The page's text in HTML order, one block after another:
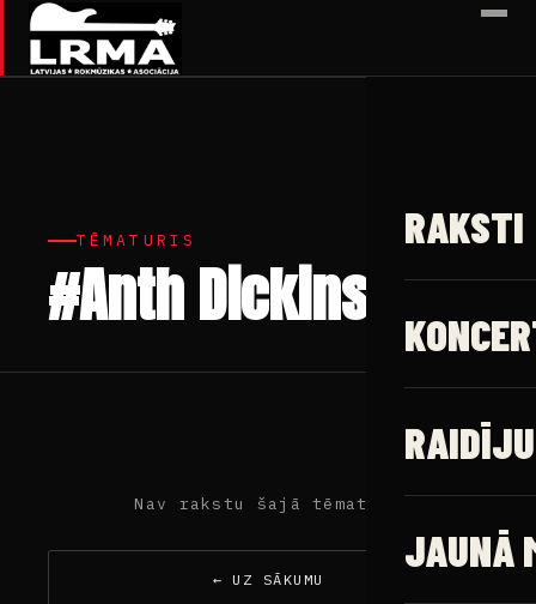
✕
RAKSTI
JAUNĀ
TĒMATURIS
#Anth Dickinson
Nav rakstu šajā tēmaturī
← UZ SĀKUMU